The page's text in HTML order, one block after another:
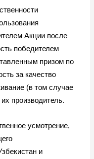
Акции после
победителем
призом по
за качество
(в том случае
производитель.
усмотрение,
и